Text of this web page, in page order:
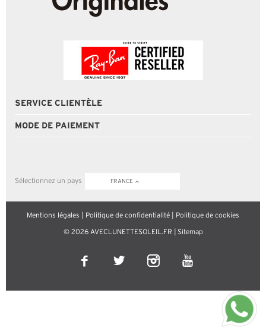
SERVICE CLIENTÈLE
MODE DE PAIEMENT
Sélectionnez un pays FRANCE
Mentions légales Politique de confidentialité Politique de cookies
© 2026 AVECLUNETTESOLEIL.FR | Sitemap